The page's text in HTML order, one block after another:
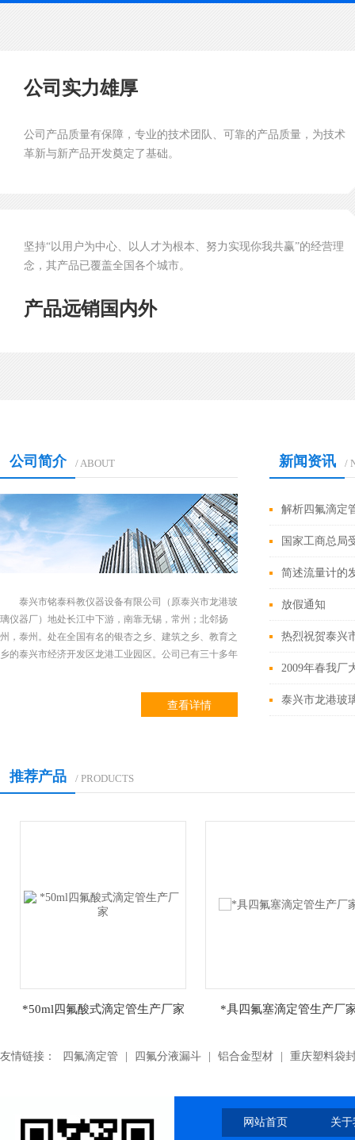
公司实力雄厚
公司产品质量有保障，专业的技术团队、可靠的产品质量，为技术
革新与新产品开发奠定了基础。
坚持“以用户为中心、以人才为根本、努力实现你我共赢”的经营理
念，其产品已覆盖全国各个城市。
产品远销国内外
公司简介 / ABOUT
泰兴市铭泰科教仪器设备有限公司（原泰兴市龙港玻
璃仪器厂）地处长江中下游，南靠无锡，常州；北邻扬
州，泰州。处在全国有名的银杏之乡、建筑之乡、教育之
乡的泰兴市经济开发区龙港工业园区。公司已有三十多年
保、生物实验用玻璃仪器、物化仪器、教学仪器、标准磨
查看详情
新闻资讯 /
解析四氟滴定
国家工商总局
简述流量计的
放假通知
热烈祝贺泰兴
司
2009年春我厂
泰兴市龙港玻
推荐产品 / PRODUCTS
*50ml四氟酸式滴定管生产厂家 *具四氟塞滴定管生产厂
友情链接： 四氟滴定管 四氟分液漏斗 铝合金型材 重庆塑料袋
网站首页 关